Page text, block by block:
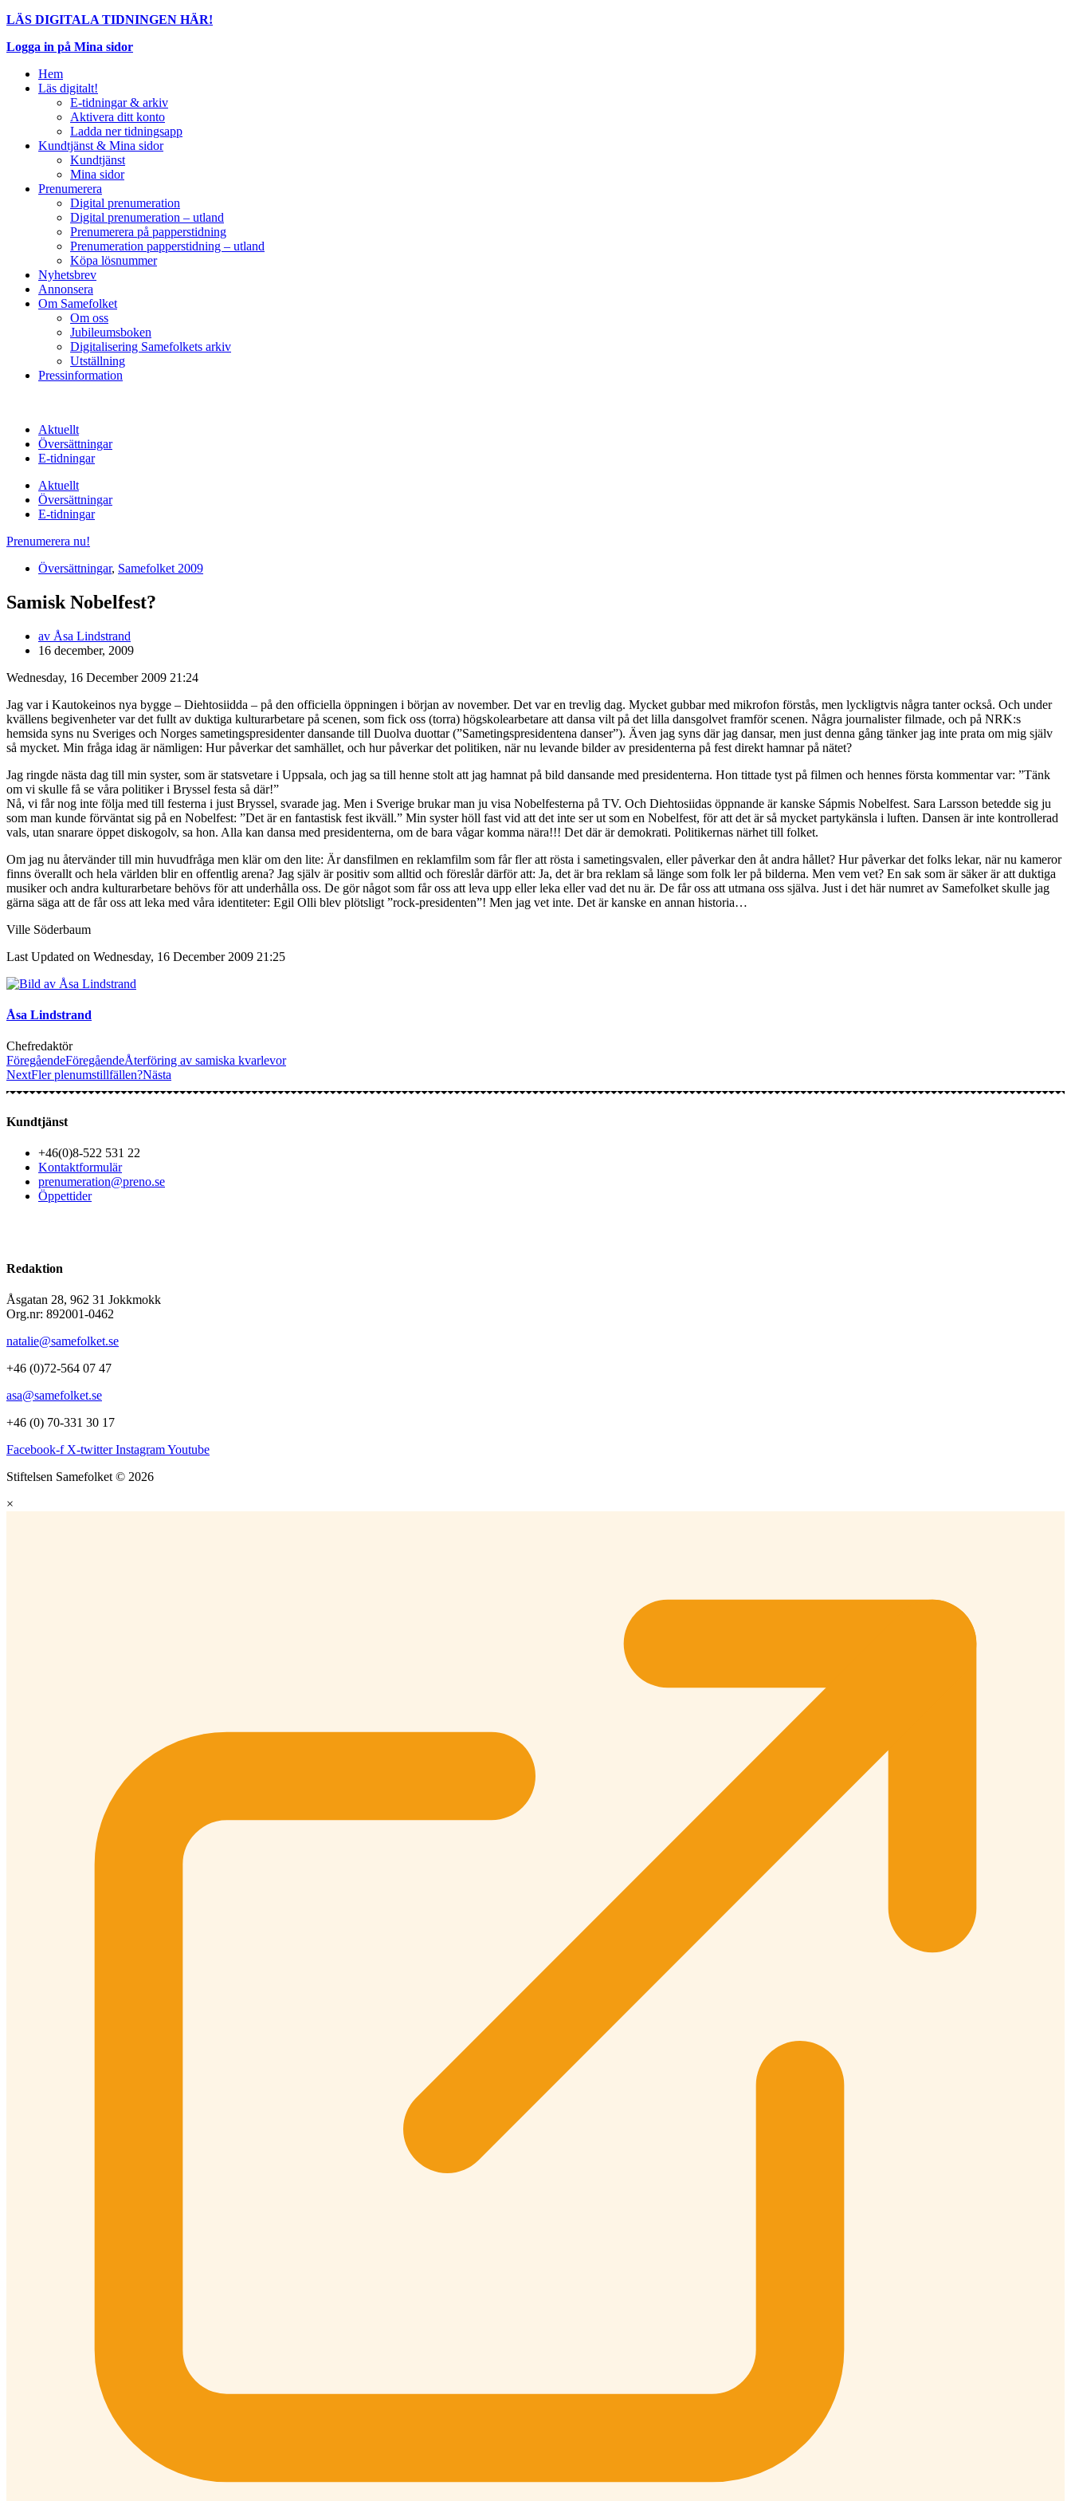
LÄS DIGITALA TIDNINGEN HÄR!
Logga in på Mina sidor
Hem
Läs digitalt!
E-tidningar & arkiv
Aktivera ditt konto
Ladda ner tidningsapp
Kundtjänst & Mina sidor
Kundtjänst
Mina sidor
Prenumerera
Digital prenumeration
Digital prenumeration – utland
Prenumerera på papperstidning
Prenumeration papperstidning – utland
Köpa lösnummer
Nyhetsbrev
Annonsera
Om Samefolket
Om oss
Jubileumsboken
Digitalisering Samefolkets arkiv
Utställning
Pressinformation
Aktuellt
Översättningar
E-tidningar
Aktuellt
Översättningar
E-tidningar
Prenumerera nu!
Översättningar, Samefolket 2009
Samisk Nobelfest?
av Åsa Lindstrand
16 december, 2009
Wednesday, 16 December 2009 21:24
Jag var i Kautokeinos nya bygge – Diehtosiidda – på den officiella öppningen i början av november. Det var en trevlig dag. Mycket gubbar med mikrofon förstås, men lyckligtvis några tanter också. Och under
kvällens begivenheter var det fullt av duktiga kulturarbetare på scenen, som fick oss (torra) högskolearbetare att dansa vilt på det lilla dansgolvet framför scenen. Några journalister filmade, och på NRK:s
hemsida syns nu Sveriges och Norges sametingspresidenter dansande till Duolva duottar (”Sametingspresidentena danser”). Även jag syns där jag dansar, men just denna gång tänker jag inte prata om mig själv
så mycket. Min fråga idag är nämligen: Hur påverkar det samhället, och hur påverkar det politiken, när nu levande bilder av presidenterna på fest direkt hamnar på nätet?
Jag ringde nästa dag till min syster, som är statsvetare i Uppsala, och jag sa till henne stolt att jag hamnat på bild dansande med presidenterna. Hon tittade tyst på filmen och hennes första kommentar var: ”Tänk
om vi skulle få se våra politiker i Bryssel festa så där!”
Nå, vi får nog inte följa med till festerna i just Bryssel, svarade jag. Men i Sverige brukar man ju visa Nobelfesterna på TV. Och Diehtosiidas öppnande är kanske Sápmis Nobelfest. Sara Larsson betedde sig ju
som man kunde förväntat sig på en Nobelfest: ”Det är en fantastisk fest ikväll.” Min syster höll fast vid att det inte ser ut som en Nobelfest, för att det är så mycket partykänsla i luften. Dansen är inte kontrollerad
vals, utan snarare öppet diskogolv, sa hon. Alla kan dansa med presidenterna, om de bara vågar komma nära!!! Det där är demokrati. Politikernas närhet till folket.
Om jag nu återvänder till min huvudfråga men klär om den lite: Är dansfilmen en reklamfilm som får fler att rösta i sametingsvalen, eller påverkar den åt andra hållet? Hur påverkar det folks lekar, när nu kameror
finns överallt och hela världen blir en offentlig arena? Jag själv är positiv som alltid och föreslår därför att: Ja, det är bra reklam så länge som folk ler på bilderna. Men vem vet? En sak som är säker är att duktiga
musiker och andra kulturarbetare behövs för att underhålla oss. De gör något som får oss att leva upp eller leka eller vad det nu är. De får oss att utmana oss själva. Just i det här numret av Samefolket skulle jag
gärna säga att de får oss att leka med våra identiteter: Egil Olli blev plötsligt ”rock-presidenten”! Men jag vet inte. Det är kanske en annan historia…
Ville Söderbaum
Last Updated on Wednesday, 16 December 2009 21:25
Åsa Lindstrand
Chefredaktör
FöregåendeFöregåendeÅterföring av samiska kvarlevor
NextFler plenumstillfällen?Nästa
Kundtjänst
+46(0)8-522 531 22
Kontaktformulär
prenumeration@preno.se
Öppettider
Redaktion
Åsgatan 28, 962 31 Jokkmokk
Org.nr: 892001-0462
natalie@samefolket.se
+46 (0)72-564 07 47
asa@samefolket.se
+46 (0) 70-331 30 17
Facebook-f X-twitter InstagramYoutube
Stiftelsen Samefolket © 2026
×